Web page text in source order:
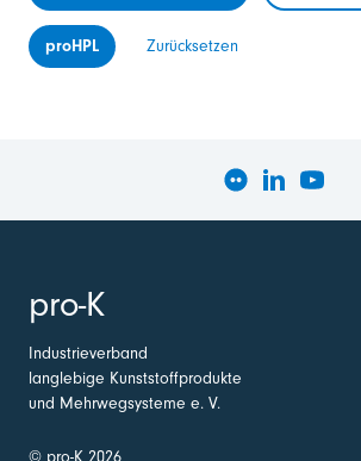
proHPL Zurücksetzen
pro-K
Industrieverband
langlebige Kunststoffprodukte
und Mehrwegsysteme e. V.
© pro-K 2026